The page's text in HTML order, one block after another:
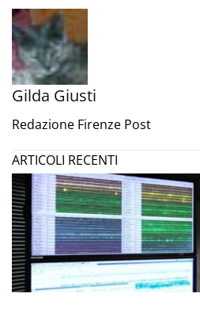
Gilda Giusti
Redazione Firenze Post
ARTICOLI RECENTI